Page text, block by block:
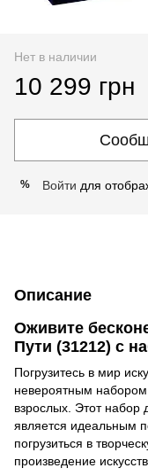
Нет в наличии
10 299 грн
% Войти для
Описание
Оживите
Пути (31212) с
Погрузитесь в мир
невероятным
взрослых. Этот набор
является идеальным
погрузиться в
произведение